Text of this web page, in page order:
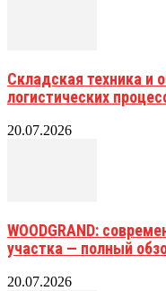
Складская техника и
логистических
20.07.2026
WOODGRAND:
участка — полный
20.07.2026